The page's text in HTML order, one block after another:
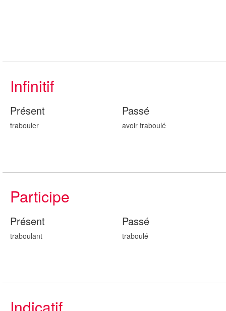
Infinitif
Présent
trabouler
Passé
avoir traboulé
Participe
Présent
traboulant
Passé
traboulé